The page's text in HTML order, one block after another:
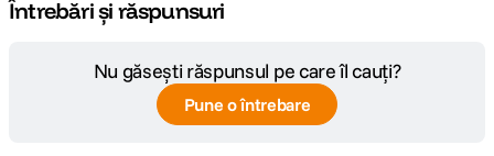
ultra-rapid si a calitatii stralucitoare a imaginiimarire maxima: 0.22x Distanta minima de
diafragma: 7, rotunjite Tip focalizare:
Autofocalizarea Stabilizare de imagine: Nu
Dimensiunea filtrului: 58 mm (fata)
Întrebări și răspunsuri
Nu găsești răspunsul pe care îl cauți?
Pune o întrebare